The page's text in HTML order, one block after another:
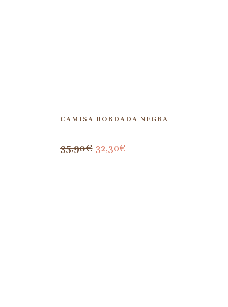
CAMISA BORDADA NEGRA
35,90€ 32,30€